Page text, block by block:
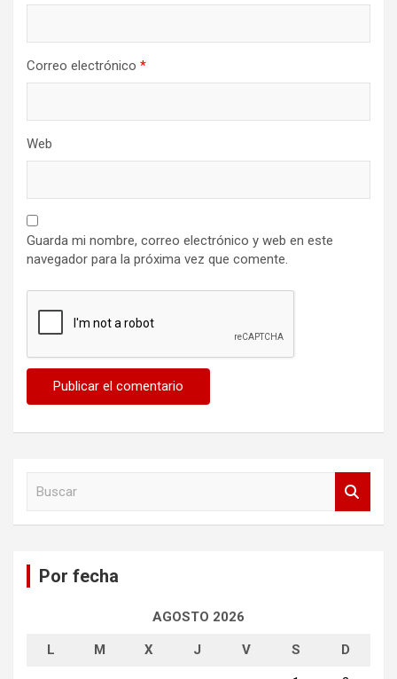
Correo electrónico *
Web
Guarda mi nombre, correo electrónico y web en este
navegador para la próxima vez que comente.
Por fecha
AGOSTO 2026
L M X J V S D